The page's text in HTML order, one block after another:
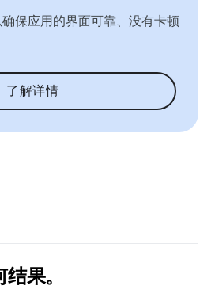
保应用的界面可靠、没有卡顿
了解详情
果。